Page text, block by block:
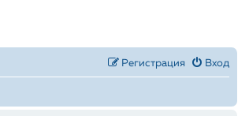
Вход
Регистрация